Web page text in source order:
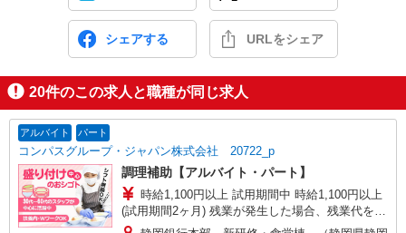
シェアする URLをシェア
20件のこの求人と職種が同じ求人
アルバイト パート
コンパスグループ・ジャパン株式会社 20722_p
調理補助【アルバイト・パート】
時給1,100円以上 試用期間中 時給1,100円以上
(試用期間2ヶ月) 残業が発生した場合、残業代を1
分単位で別途支給します。